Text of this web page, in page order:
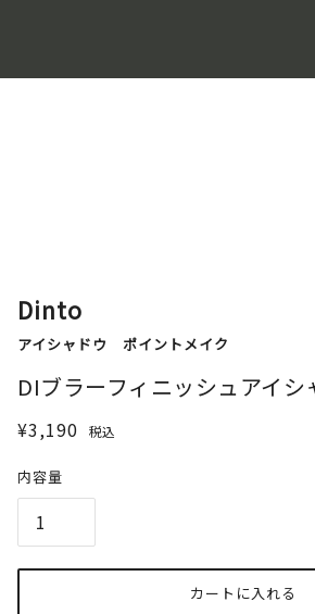
Dinto
アイシャドウ ポイントメイク
DIブラーフィニッシュアイシ
¥3,190 税込
内容量
カートに入れる